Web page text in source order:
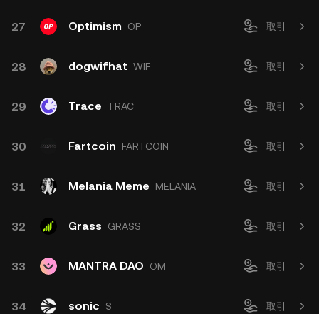
27 Optimism OP 取引
28 dogwifhat WIF 取引
29 Trace TRAC 取引
30 Fartcoin FARTCOIN 取引
31 Melania Meme MELANIA 取引
32 Grass GRASS 取引
33 MANTRA DAO OM 取引
34 sonic S 取引